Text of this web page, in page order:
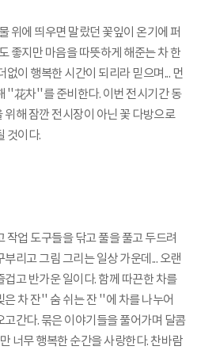
위에 띄우면 말랐던 꽃잎이 온기에 퍼
좋지만 마음을 따뜻하게 해준는 차 한
없이 행복한 시간이 되리라 믿으며... 먼
''花차''를 준비한다. 이번 전시기간 동
위해 잠깐 전시장이 아닌 꽃 다방으로
것이다.
작업 도구들을 닦고 풀을 풀고 두드려
리고 그림 그리는 일상 가운데... 오랜
겁고 반가운 일이다. 함께 따끈한 차를
은 차 잔'' 숨 쉬는 잔 ''에 차를 나누어
고간다. 묶은 이야기들을 풀어가며 달콤
너무 행복한 순간을 사랑한다. 찬바람